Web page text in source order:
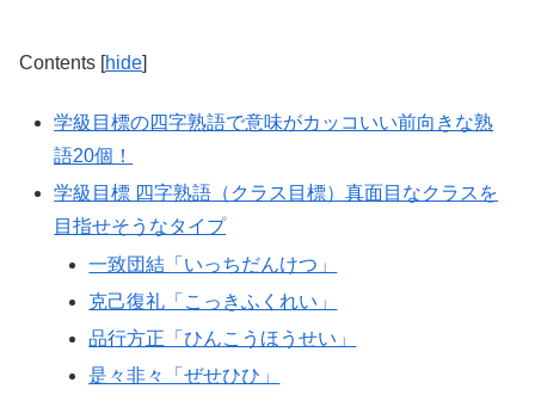
Contents [hide]
学級目標の四字熟語で意味がカッコいい前向きな熟
語20個！
学級目標 四字熟語（クラス目標）真面目なクラスを
目指せそうなタイプ
一致団結「いっちだんけつ」
克己復礼「こっきふくれい」
品行方正「ひんこうほうせい」
是々非々「ぜせひひ」